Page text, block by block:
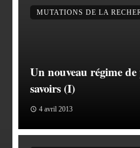
Un nouveau régime
savoirs (I)
4 avril 2013
MUTATIONS DE LA